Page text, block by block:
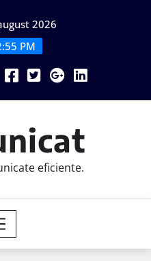
2026
PM
eficiente.